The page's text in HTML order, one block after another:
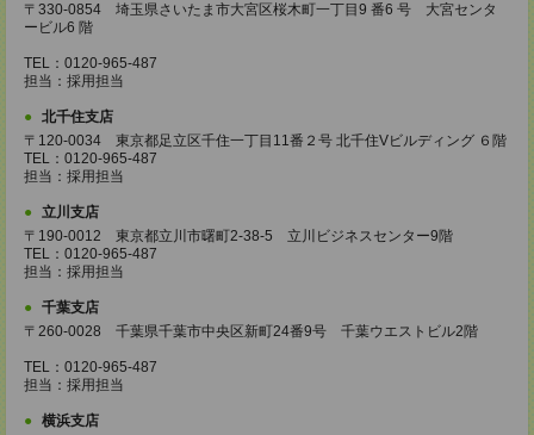
〒330-0854 埼玉県さいたま市大宮区桜木町一丁目9 番6 号 大宮センタ
ービル6 階
TEL：0120-965-487
担当：採用担当
北千住支店
〒120-0034 東京都足立区千住一丁目11番２号 北千住Vビルディング ６階
TEL：0120-965-487
担当：採用担当
立川支店
〒190-0012 東京都立川市曙町2-38-5 立川ビジネスセンター9階
TEL：0120-965-487
担当：採用担当
千葉支店
〒260-0028 千葉県千葉市中央区新町24番9号 千葉ウエストビル2階
TEL：0120-965-487
担当：採用担当
横浜支店